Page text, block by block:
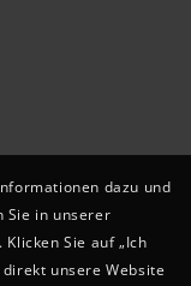
dazu und
Sie in unserer
Sie auf „Ich
unsere Website